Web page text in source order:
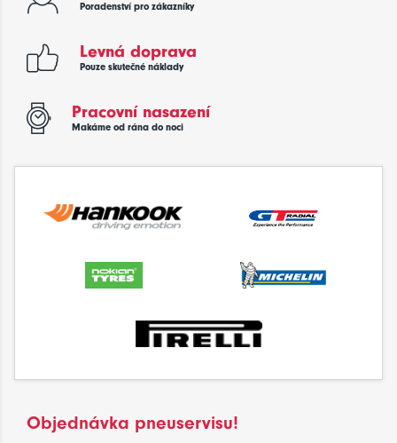
Poradenství pro zákazníky
Levná doprava
Pouze skutečné náklady
Pracovní nasazení
Makáme od rána do noci
Objednávka pneuservisu!